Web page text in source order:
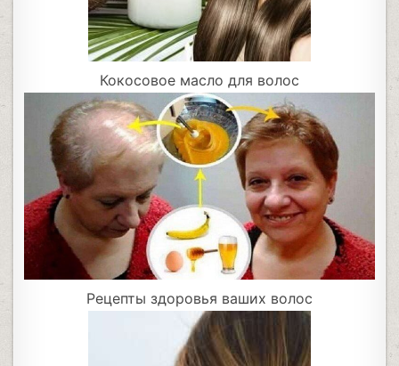
Кокосовое масло для волос
Рецепты здоровья ваших волос